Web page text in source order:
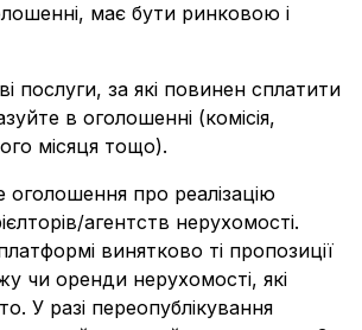
має бути ринковою і
послуги, за які повинен сплатити
в оголошенні (комісія,
місяця тощо).
оголошення про реалізацію
агентств нерухомості.
винятково ті пропозиції
чи оренди нерухомості, які
У разі переопублікування